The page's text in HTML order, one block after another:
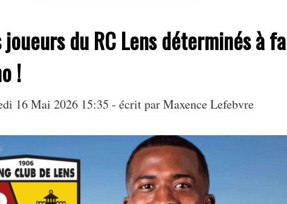
joueurs du RC Lens déterminés à
!
16 Mai 2026 15:35 - écrit par Maxence Lefebvre